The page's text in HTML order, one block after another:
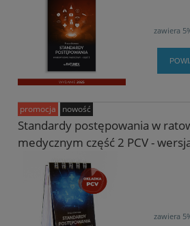
zawiera
Standardy postępowania w
medycznym część 2 PCV -
zawiera
promocja nowość